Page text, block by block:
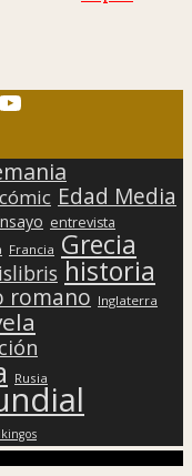
cómic Edad Media
entrevista
Francia Grecia
historia
romano Inglaterra
Rusia